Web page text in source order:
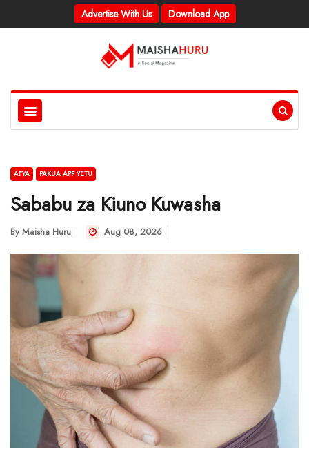
Advertise With Us Download App
AFYA PAKUA APP YETU
Sababu za Kiuno Kuwasha
By Maisha Huru Aug 08, 2026